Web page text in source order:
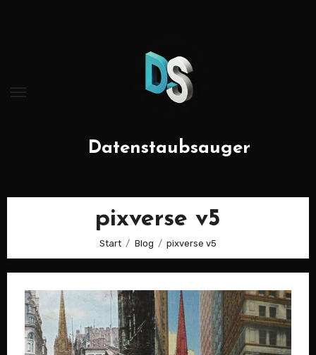
Datenstaubsauger
pixverse v5
Start Blog pixverse v5